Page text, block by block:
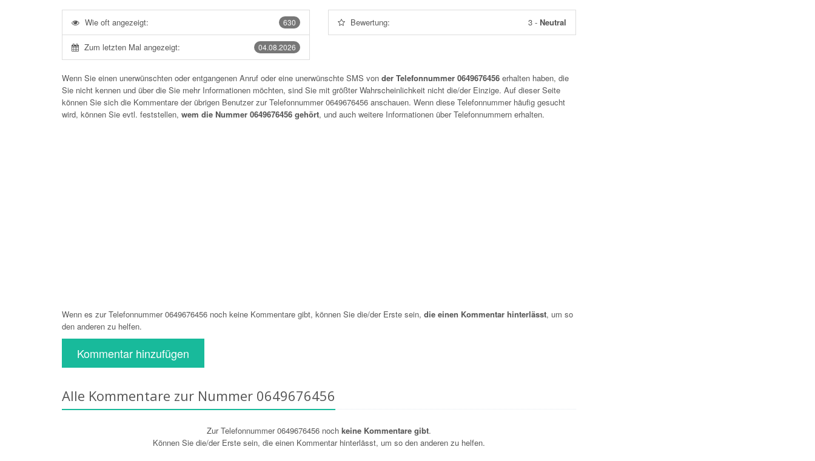
630
Wie oft angezeigt:
04.08.2026
Zum letzten Mal angezeigt:
Bewertung: 3- Neutral
Wenn Sie einen unerwünschten oder entgangenen Anruf oder eine unerwünschte SMS von der Telefonnummer 0649676456 erhalten haben, die
Sie nicht kennen und über die Sie mehr Informationen möchten, sind Sie mit größter Wahrscheinlichkeit nicht die/der Einzige. Auf dieser Seite
können Sie sich die Kommentare der übrigen Benutzer zur Telefonnummer0649676456 anschauen. Wenn diese Telefonnummer häufig gesucht
wird, können Sie evtl. feststellen, wem die Nummer 0649676456 gehört, und auch weitere Informationen über Telefonnummern erhalten.
Wenn es zur Telefonnummer 0649676456 noch keine Kommentare gibt, können Sie die/der Erste sein, die einen Kommentar hinterlässt, um so
den anderen zu helfen.
Kommentar hinzufügen
Alle Kommentare zur Nummer 0649676456
Zur Telefonnummer 0649676456 noch keine Kommentare gibt.
Können Sie die/der Erste sein, die einen Kommentar hinterlässt, um so den anderen zu helfen.